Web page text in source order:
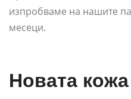
изпробваме на нашите
месеци.
Новата